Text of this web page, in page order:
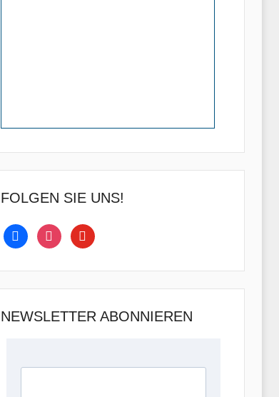
FOLGEN SIE UNS!
facebookinstagramyoutube
NEWSLETTER ABONNIEREN